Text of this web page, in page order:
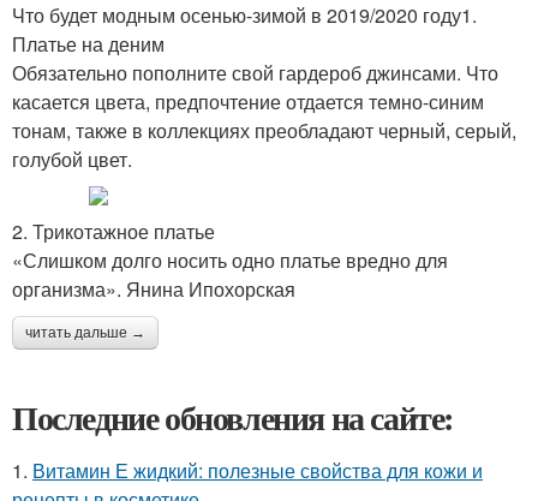
Что будет модным осенью-зимой в 2019/2020 году1.
Платье на деним
Обязательно пополните свой гардероб джинсами. Что
касается цвета, предпочтение отдается темно-синим
тонам, также в коллекциях преобладают черный, серый,
голубой цвет.
2. Трикотажное платье
«Слишком долго носить одно платье вредно для
организма». Янина Ипохорская
читать дальше →
Последние обновления на сайте:
1. Витамин Е жидкий: полезные свойства для кожи и